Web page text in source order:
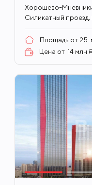
Хорошево-
Силикатный проезд,
Площадь от 25
Цена от 14 млн